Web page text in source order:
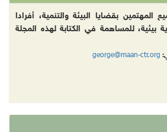
بقضايا البيئة والتنمية، أفرادا
بيئية، للمساهمة في الكتابة لهذه المجلة
george@maan-ctr.org